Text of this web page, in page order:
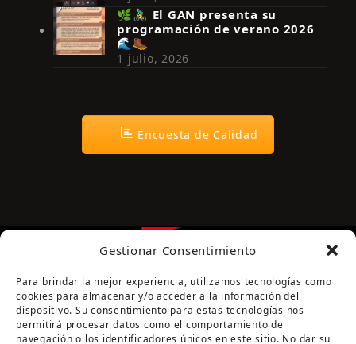
Gestionar Consentimiento
Para brindar la mejor experiencia, utilizamos tecnologías como
cookies para almacenar y/o acceder a la información del
dispositivo. Su consentimiento para estas tecnologías nos
permitirá procesar datos como el comportamiento de
navegación o los identificadores únicos en este sitio. No dar su
🌿🚴‍♂️ El GAN presenta su
programación de verano 2026
🌊🥾
1 julio, 2026
Encuesta de Calidad